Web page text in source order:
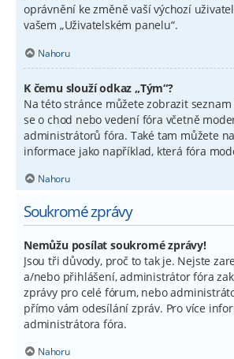
oprávnění ke změně vaší výchozí
vašem „Uživatelském panelu“.
Nahoru
K čemu slouží odkaz „Tým“?
Na této stránce můžete zobrazit
se o chod nebo vedení fóra včetně
administrátorů fóra. Také tam můžete
informace jako například, která fóra
Nahoru
Soukromé zprávy
Nemůžu posílat soukromé zprávy!
Jsou tři důvody, proč to tak je. Nejste
a/nebo přihlášení, administrátor fóra
zprávy pro celé fórum, nebo
přímo vám odesílání zpráv. Pro více
administrátora fóra.
Nahoru